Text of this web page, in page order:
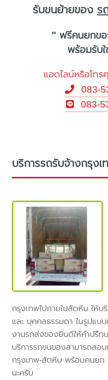
รับขนย้ายของ ร
" ฟรีคนยกข
พร้อมรับ
แอดไลน์หรือโท
083-
083-
บริการรถรับจ้างกรุง
กรุงเทพไปภายในสัตหีบ ให้
และ บุคคลธรรมดา ในรูปแบ
งานรถส่งของยินดีให้คำปรึกษ
บริการรถขนของสามารถสอ
กรุงเทพ-สัตหีบ พร้อมคนยก
นะครับ